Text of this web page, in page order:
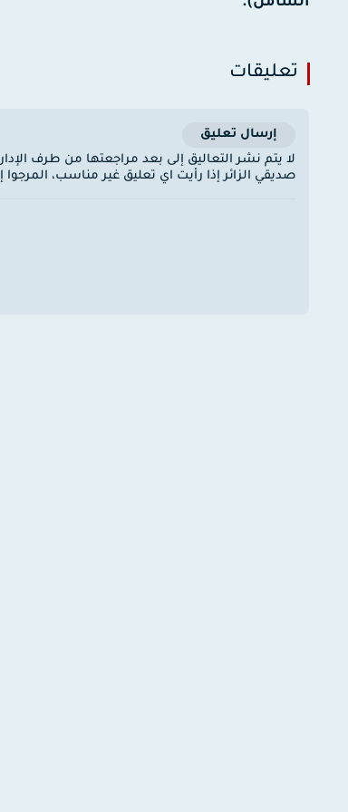
تعليقات
إرسال تعليق
لا يتم نشر التعاليق إلى بعد مراجعتها من طرف
صديقي الزائر إذا رأيت اي تعليق غير مناسب،